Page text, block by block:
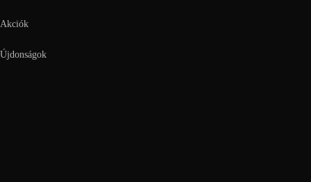
Akciók
Újdonságok